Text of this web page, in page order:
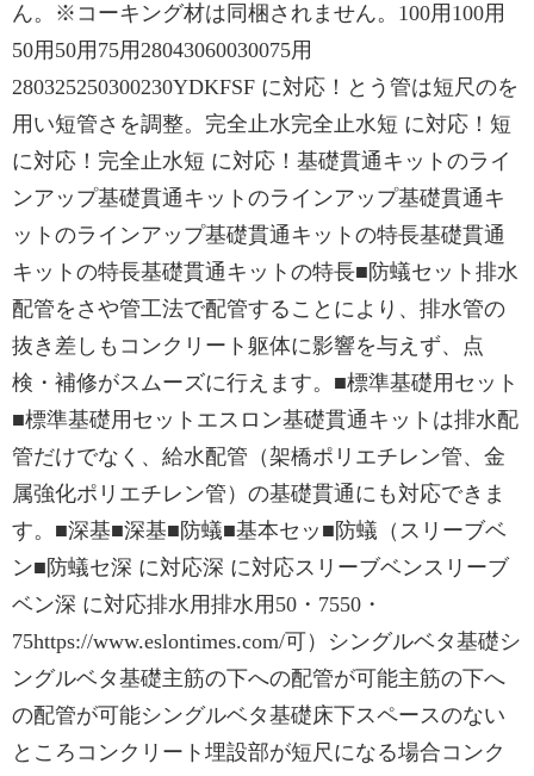
ん。※コーキング材は同梱されません。100用100用
50用50用75用28043060030075用
280325250300230YDKFSF に対応！とう管は短尺のを
用い短管さを調整。完全止水完全止水短 に対応！短
に対応！完全止水短 に対応！基礎貫通キットのライ
ンアップ基礎貫通キットのラインアップ基礎貫通キ
ットのラインアップ基礎貫通キットの特長基礎貫通
キットの特長基礎貫通キットの特長■防蟻セット排水
配管をさや管工法で配管することにより、排水管の
抜き差しもコンクリート躯体に影響を与えず、点
検・補修がスムーズに行えます。■標準基礎用セット
■標準基礎用セットエスロン基礎貫通キットは排水配
管だけでなく、給水配管（架橋ポリエチレン管、金
属強化ポリエチレン管）の基礎貫通にも対応できま
す。■深基■深基■防蟻■基本セッ■防蟻（スリーブベ
ン■防蟻セ深 に対応深 に対応スリーブベンスリーブ
ベン深 に対応排水用排水用50・7550・
75https://www.eslontimes.com/可）シングルベタ基礎シ
ングルベタ基礎主筋の下への配管が可能主筋の下へ
の配管が可能シングルベタ基礎床下スペースのない
ところコンクリート埋設部が短尺になる場合コンク